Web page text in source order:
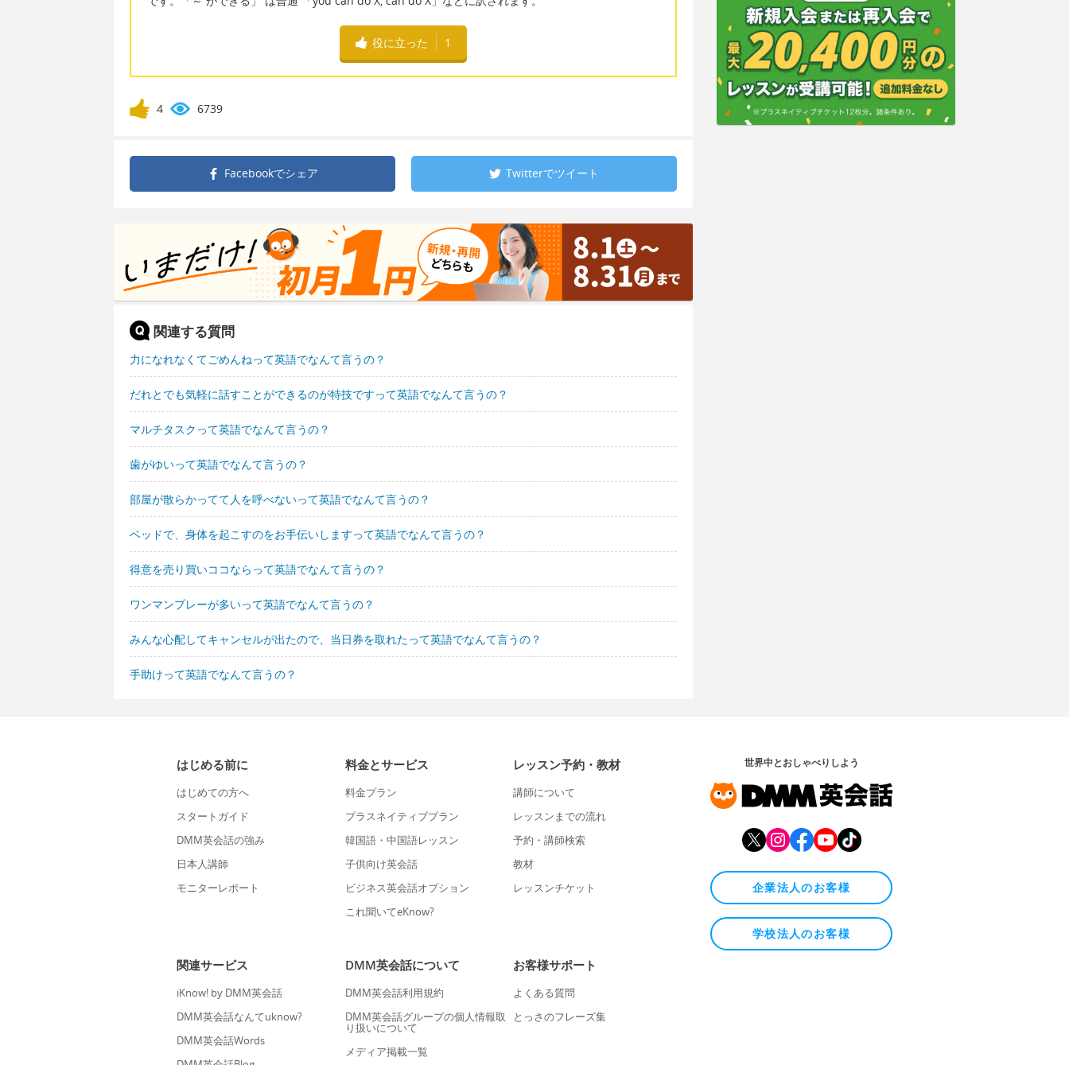
役に立った 1
4 6739
Facebookでシェア Twitterでツイート
関連する質問
力になれなくてごめんねって英語でなんて言うの？
だれとでも気軽に話すことができるのが特技ですって英語でなんて言うの？
マルチタスクって英語でなんて言うの？
歯がゆいって英語でなんて言うの？
部屋が散らかってて人を呼べないって英語でなんて言うの？
ベッドで、身体を起こすのをお手伝いしますって英語でなんて言うの？
得意を売り買いココならって英語でなんて言うの？
ワンマンプレーが多いって英語でなんて言うの？
みんな心配してキャンセルが出たので、当日券を取れたって英語でなんて言うの？
手助けって英語でなんて言うの？
はじめる前に
はじめての方へ
スタートガイド
DMM英会話の強み
日本人講師
モニターレポート
料金とサービス
料金プラン
プラスネイティブプラン
韓国語・中国語レッスン
子供向け英会話
ビジネス英会話オプション
これ聞いてeKnow?
レッスン予約・教材
講師について
レッスンまでの流れ
予約・講師検索
教材
レッスンチケット
関連サービス
iKnow! by DMM英会話
DMM英会話なんてuknow?
DMM英会話Words
DMM英会話について
DMM英会話利用規約
DMM英会話グループの個人情報取
り扱いについて
メディア掲載一覧
お客様サポート
よくある質問
とっさのフレーズ集
世界中とおしゃべりしよう
企業法人のお客様
学校法人のお客様